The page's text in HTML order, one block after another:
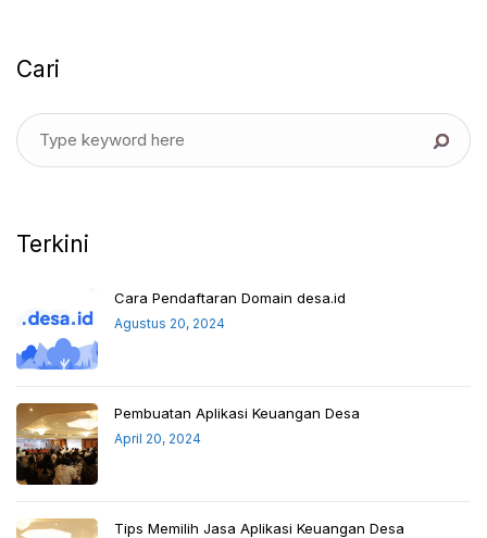
Cari
Terkini
Cara Pendaftaran Domain desa.id
Agustus 20, 2024
Pembuatan Aplikasi Keuangan Desa
April 20, 2024
Tips Memilih Jasa Aplikasi Keuangan Desa